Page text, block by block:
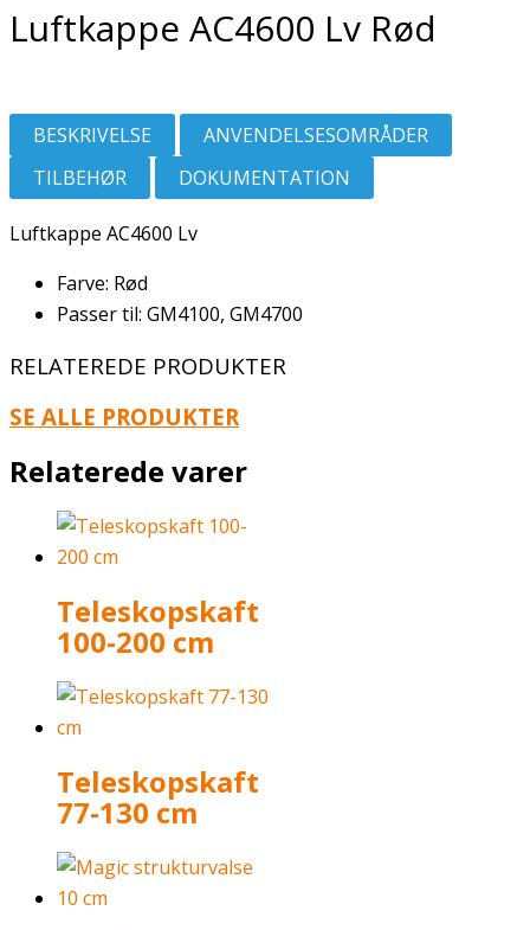
Luftkappe AC4600 Lv Rød
BESKRIVELSE
ANVENDELSESOMRÅDER
TILBEHØR
DOKUMENTATION
Luftkappe AC4600 Lv
Farve: Rød
Passer til: GM4100, GM4700
RELATEREDE PRODUKTER
SE ALLE PRODUKTER
Relaterede varer
Teleskopskaft
100-200 cm
Teleskopskaft
77-130 cm